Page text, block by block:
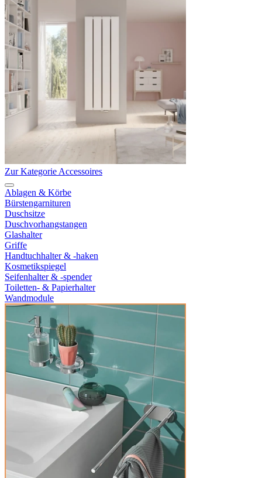
Zur Kategorie Accessoires
Ablagen & Körbe
Bürstengarnituren
Duschsitze
Duschvorhangstangen
Glashalter
Griffe
Handtuchhalter & -haken
Kosmetikspiegel
Seifenhalter & -spender
Toiletten- & Papierhalter
Wandmodule